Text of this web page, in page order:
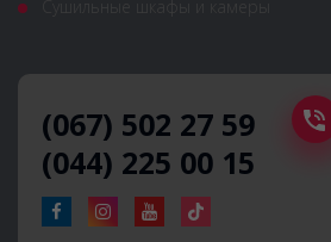
(067) 502 27 59
(044) 225 00 15